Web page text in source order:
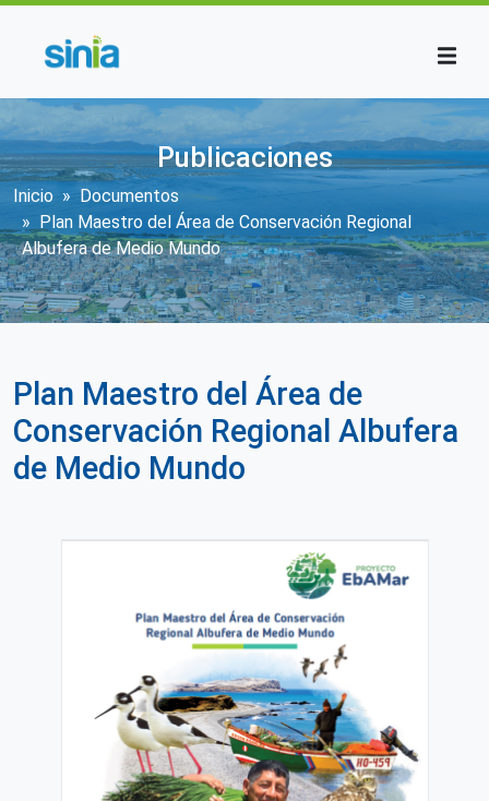
Publicaciones
Sobrescribir enlaces de ayuda a la
Inicio
Documentos
Plan Maestro del Área de Conservación Regional
Albufera de Medio Mundo
Plan Maestro del Área de
Conservación Regional Albufera
de Medio Mundo